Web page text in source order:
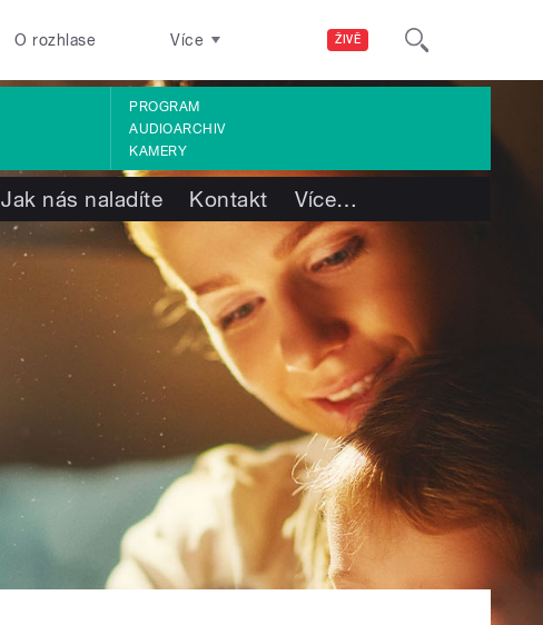
ŽIVĚ
O rozhlase Více
PROGRAM
AUDIOARCHIV
KAMERY
Jak nás naladíte Kontakt Více…